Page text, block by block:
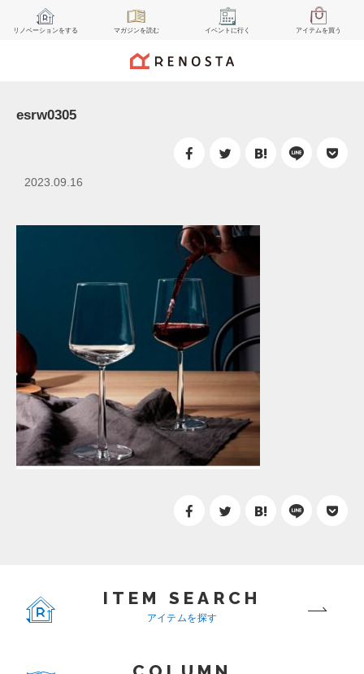
リノベーションをする マガジンを読む イベント に行く アイテムを買う
esrw0305
2023.09.16
ITEM SEARCH
アイテムを探す